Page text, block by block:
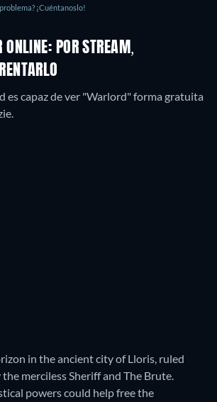
¡Cuéntanoslo!
ONLINE: POR STREAM,
es capaz de ver "Warlord" forma gratuita
in the ancient city of Lloris, ruled
merciless Sheriff and The Brute.
powers could help free the